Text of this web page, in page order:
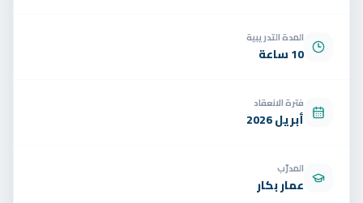
المدة التدريبية
10 ساعة
فترة الانعقاد
أبريل 2026
المدرّب
عمار بكار